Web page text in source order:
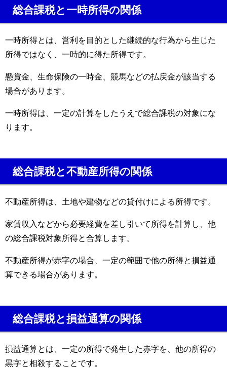
総合課税と一時所得の関係
一時所得とは、営利を目的とした継続的な行為から生じた
所得ではなく、一時的に得た所得です。
懸賞金、生命保険の一時金、競馬などの払戻金が該当する
場合があります。
一時所得は、一定の計算をしたうえで総合課税の対象にな
ります。
総合課税と不動産所得の関係
不動産所得は、土地や建物などの貸付けによる所得です。
家賃収入などから必要経費を差し引いて所得を計算し、他
の総合課税対象所得と合算します。
不動産所得が赤字の場合、一定の範囲で他の所得と損益通
算できる場合があります。
総合課税と損益通算の関係
損益通算とは、一定の所得で発生した赤字を、他の所得の
黒字と相殺することです。